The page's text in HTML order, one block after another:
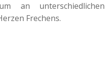
an unterschiedlichen
Frechens.